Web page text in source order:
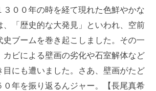
３００年の時を経て現れた色鮮やかな
、「歴史的な大発見」といわれ、空前
史ブームを巻き起こしました。その一
カビによる壁画の劣化や石室解体など
目にも遭いました。さあ、壁画がたど
０年を振り返るんジャー。【長尾真希